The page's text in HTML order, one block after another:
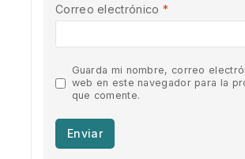
Correo electrónico *
Guarda mi nombre, correo
web en este navegador para la
que comente.